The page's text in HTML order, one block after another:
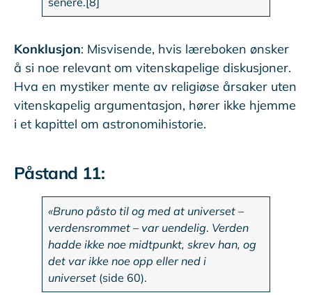
Konklusjon: Misvisende, hvis læreboken ønsker
å si noe relevant om vitenskapelige diskusjoner.
Hva en mystiker mente av religiøse årsaker uten
vitenskapelig argumentasjon, hører ikke hjemme
i et kapittel om astronomihistorie.
Påstand 11:
«Bruno påsto til og med at universet –
verdensrommet – var uendelig. Verden
hadde ikke noe midtpunkt, skrev han, og
det var ikke noe opp eller ned i
universet (side 60).